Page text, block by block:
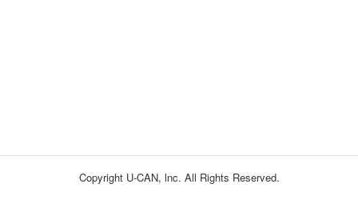
Copyright U-CAN, lnc. All Rights Reserved.